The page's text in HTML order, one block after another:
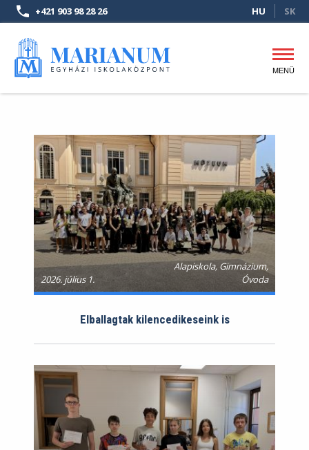
Ugrás
a
tartalomra
+421 903 98 28 26 HU SK
Fő
MENÜ
2026. július 1.
Alapiskola, Gimnázium,
Óvoda
Elballagtak kilencedikeseink is